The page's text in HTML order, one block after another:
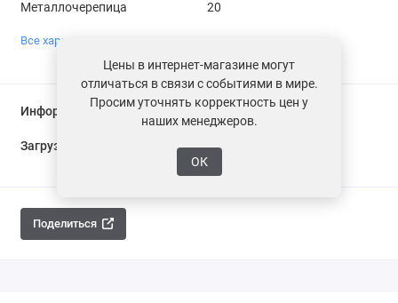
Металлочерепица 20
Все характеристики
Информация о доставке
Загрузка...
Поделиться
Цены в интернет-магазине могут
отличаться в связи с событиями в мире.
Просим уточнять корректность цен у
наших менеджеров.
ОК